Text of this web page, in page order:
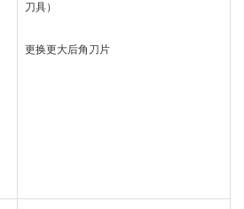
刀具）
更换更大后角刀片